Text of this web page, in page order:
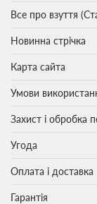
Все про взуття
Новинна стрічка
Карта сайта
Умови
Захист і обробка
Угода
Оплата і доставка
Гарантія